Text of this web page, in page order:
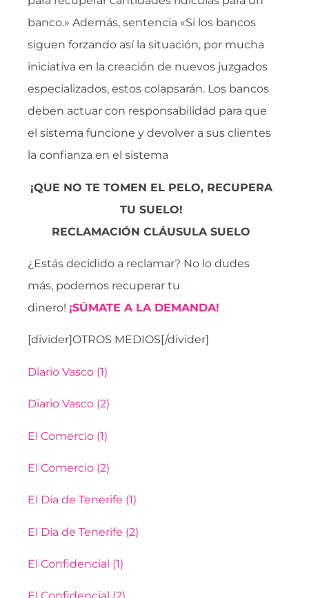
banco.» Además, sentencia «Si los bancos
siguen forzando así la situación, por mucha
iniciativa en la creación de nuevos juzgados
especializados, estos colapsarán. Los bancos
deben actuar con responsabilidad para que
el sistema funcione y devolver a sus clientes
la confianza en el sistema
¡QUE NO TE TOMEN EL PELO, RECUPERA
TU SUELO!
RECLAMACIÓN CLÁUSULA SUELO
¿Estás decidido a reclamar? No lo dudes
más, podemos recuperar tu
dinero! ¡SÚMATE A LA DEMANDA!
[divider]OTROS MEDIOS[/divider]
Diario Vasco (1)
Diario Vasco (2)
El Comercio (1)
El Comercio (2)
El Día de Tenerife (1)
El Día de Tenerife (2)
El Confidencial (1)